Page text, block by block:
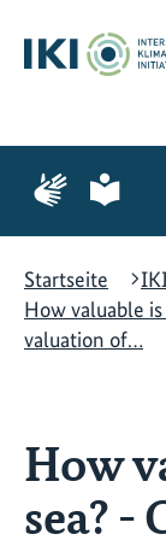
Hauptinhalt
springen
Suche
springen
Hauptnavigation
springen
Zur
Seite
Zur
Seite
leichte
Startseite
How valuable
valuation of…
How
sea?